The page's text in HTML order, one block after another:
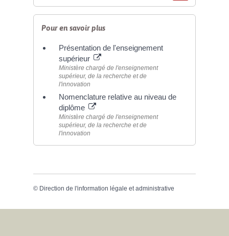
Pour en savoir plus
Présentation de l'enseignement
supérieur
Ministère chargé de l'enseignement
supérieur, de la recherche et de
l'innovation
Nomenclature relative au niveau de
diplôme
Ministère chargé de l'enseignement
supérieur, de la recherche et de
l'innovation
© Direction de l'information légale et administrative